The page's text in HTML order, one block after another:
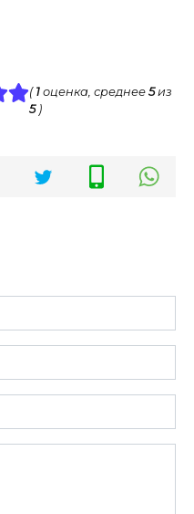
( 1 оценка, среднее5из
5)